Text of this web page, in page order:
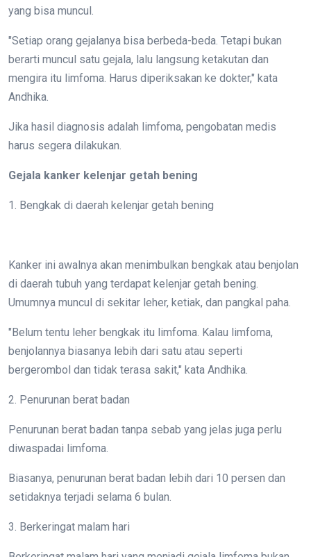
yang bisa muncul.
"Setiap orang gejalanya bisa berbeda-beda. Tetapi bukan
berarti muncul satu gejala, lalu langsung ketakutan dan
mengira itu limfoma. Harus diperiksakan ke dokter," kata
Andhika.
Jika hasil diagnosis adalah limfoma, pengobatan medis
harus segera dilakukan.
Gejala kanker kelenjar getah bening
1. Bengkak di daerah kelenjar getah bening
Kanker ini awalnya akan menimbulkan bengkak atau benjolan
di daerah tubuh yang terdapat kelenjar getah bening.
Umumnya muncul di sekitar leher, ketiak, dan pangkal paha.
"Belum tentu leher bengkak itu limfoma. Kalau limfoma,
benjolannya biasanya lebih dari satu atau seperti
bergerombol dan tidak terasa sakit," kata Andhika.
2. Penurunan berat badan
Penurunan berat badan tanpa sebab yang jelas juga perlu
diwaspadai limfoma.
Biasanya, penurunan berat badan lebih dari 10 persen dan
setidaknya terjadi selama 6 bulan.
3. Berkeringat malam hari